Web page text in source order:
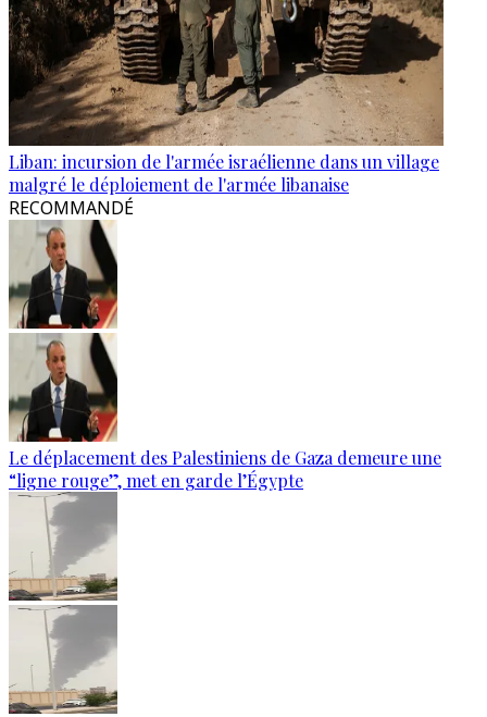
Liban: incursion de l'armée israélienne dans un village
malgré le déploiement de l'armée libanaise
RECOMMANDÉ
Le déplacement des Palestiniens de Gaza demeure une
“ligne rouge”, met en garde l’Égypte